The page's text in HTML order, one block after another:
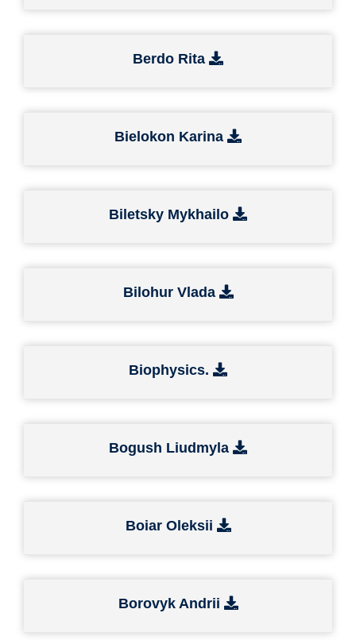
Berdo Rita
Bielokon Karina
Biletsky Mykhailo
Bilohur Vlada
Biophysics.
Bogush Liudmyla
Boiar Oleksii
Borovyk Andrii